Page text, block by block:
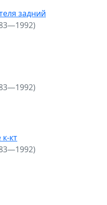
задний
кт